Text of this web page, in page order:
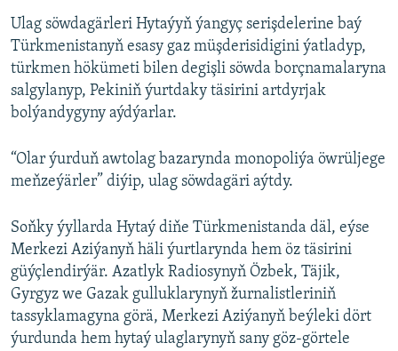
Ulag söwdagärleri Hytaýyň ýangyç serişdelerine baý
Türkmenistanyň esasy gaz müşderisidigini ýatladyp,
türkmen hökümeti bilen degişli söwda borçnamalaryna
salgylanyp, Pekiniň ýurtdaky täsirini artdyrjak
bolýandygyny aýdýarlar.
“Olar ýurduň awtolag bazarynda monopoliýa öwrüljege
meňzeýärler” diýip, ulag söwdagäri aýtdy.
Soňky ýyllarda Hytaý diňe Türkmenistanda däl, eýse
Merkezi Aziýanyň häli ýurtlarynda hem öz täsirini
güýçlendirýär. Azatlyk Radiosynyň Özbek, Täjik,
Gyrgyz we Gazak gulluklarynyň žurnalistleriniň
tassyklamagyna görä, Merkezi Aziýanyň beýleki dört
ýurdunda hem hytaý ulaglarynyň sany göz-görtele